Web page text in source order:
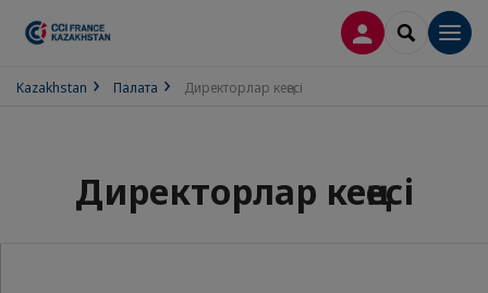
LOG INSEARCH
Kazakhstan Палата Директорлар кеңесі
Директорлар кеңесі